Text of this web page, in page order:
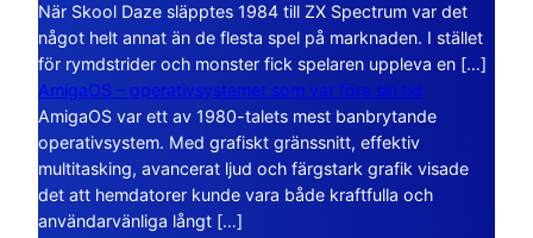
När Skool Daze släpptes 1984 till ZX Spectrum var det
något helt annat än de flesta spel på marknaden. I stället
för rymdstrider och monster fick spelaren uppleva en […]
AmigaOS – operativsystemet som var före sin tid
AmigaOS var ett av 1980-talets mest banbrytande
operativsystem. Med grafiskt gränssnitt, effektiv
multitasking, avancerat ljud och färgstark grafik visade
det att hemdatorer kunde vara både kraftfulla och
användarvänliga långt […]